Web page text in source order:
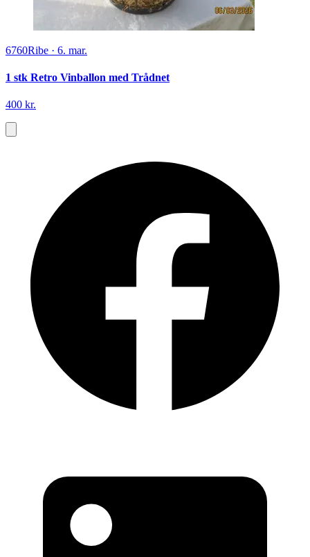
6760Ribe · 6. mar.
1 stk Retro Vinballon med Trådnet
400 kr.